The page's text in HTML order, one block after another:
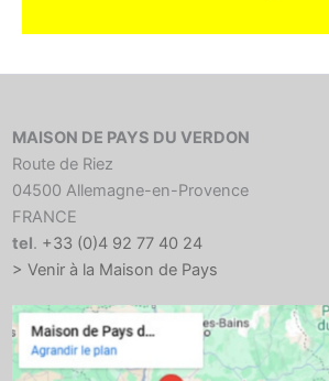
MAISON DE PAYS DU VERDON
Route de Riez
04500 Allemagne-en-Provence
FRANCE
tel. +33 (0)4 92 77 40 24
> Venir à la Maison de Pays